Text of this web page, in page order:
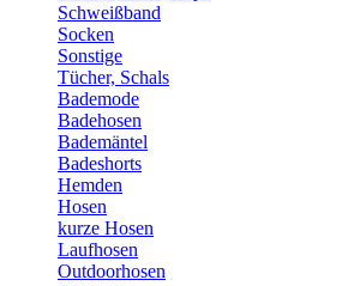
Schweißband
Socken
Sonstige
Tücher, Schals
Bademode
Badehosen
Bademäntel
Badeshorts
Hemden
Hosen
kurze Hosen
Laufhosen
Outdoorhosen